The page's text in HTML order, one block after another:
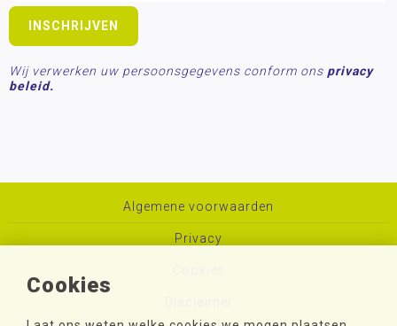
Cookies
Wij verwerken uw persoonsgegevens conform ons privacy
beleid.
Algemene voorwaarden
Privacy